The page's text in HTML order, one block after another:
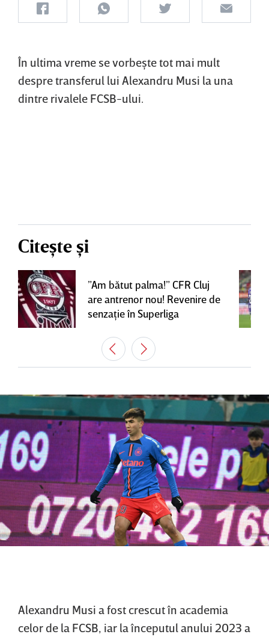
În ultima vreme se vorbeşte tot mai mult
despre transferul lui Alexandru Musi la una
dintre rivalele FCSB-ului.
Citește și
”Am bătut palma!” CFR Cluj
are antrenor nou! Revenire de
senzaţie în Superliga
Alexandru Musi a fost crescut în academia
celor de la FCSB, iar la începutul anului 2023 a